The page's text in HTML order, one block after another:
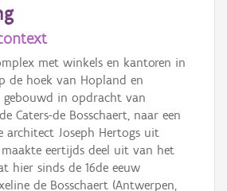
met winkels en kantoren in
de hoek van Hopland en
gebouwd in opdracht van
Caters-de Bosschaert, naar een
Joseph Hertogs uit
maakte eertijds deel uit van het
hier sinds de 16de eeuw
de Bosschaert (Antwerpen,